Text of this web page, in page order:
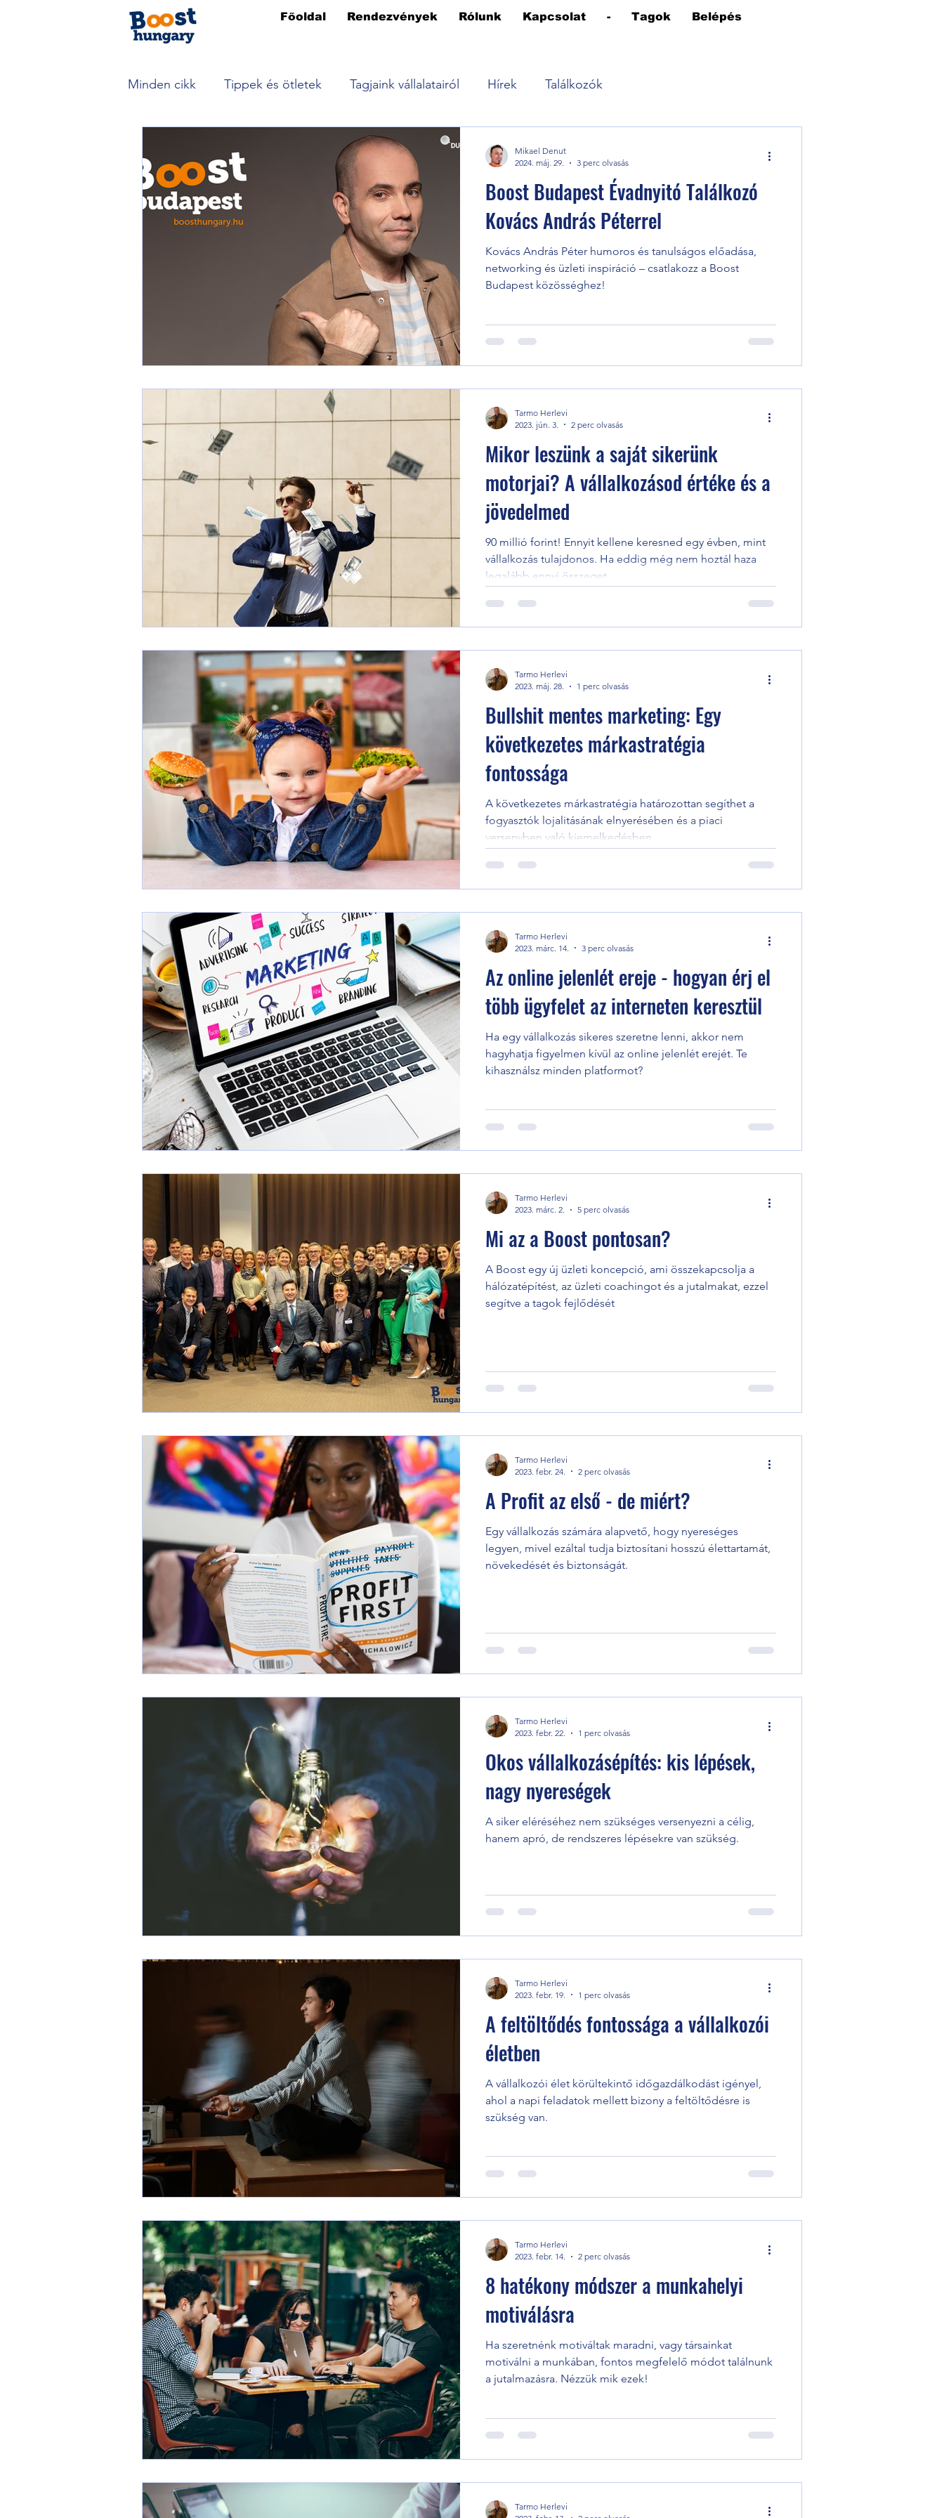
Főoldal Rendezvények Rólunk Kapcsolat - Tagok Belépés
Minden cikk Tippek és ötletek Tagjaink vállalatairól Hírek Találkozók
Boost Budapest Évadnyitó Találkozó
Kovács András Péterrel
Kovács András Péter humoros és tanulságos előadása,
networking és üzleti inspiráció – csatlakozz a Boost
Budapest közösséghez!
Mikael Denut
2024. máj. 29.
3 perc olvasás
Mikor leszünk a saját sikerünk
motorjai? A vállalkozásod értéke és a
jövedelmed
90 millió forint! Ennyit kellene keresned egy évben, mint
vállalkozás tulajdonos. Ha eddig még nem hoztál haza
legalább ennyi összeget,...
Tarmo Herlevi
2023. jún. 3.
2 perc olvasás
Bullshit mentes marketing: Egy
következetes márkastratégia
fontossága
A következetes márkastratégia határozottan segíthet a
fogyasztók lojalitásának elnyerésében és a piaci
versenyben való kiemelkedésben.
Tarmo Herlevi
2023. máj. 28.
1 perc olvasás
Az online jelenlét ereje - hogyan érj el
több ügyfelet az interneten keresztül
Ha egy vállalkozás sikeres szeretne lenni, akkor nem
hagyhatja figyelmen kívül az online jelenlét erejét. Te
kihasználsz minden platformot?
Tarmo Herlevi
2023. márc. 14.
3 perc olvasás
Mi az a Boost pontosan?
A Boost egy új üzleti koncepció, ami összekapcsolja a
hálózatépítést, az üzleti coachingot és a jutalmakat, ezzel
segítve a tagok fejlődését
Tarmo Herlevi
2023. márc. 2.
5 perc olvasás
A Profit az első - de miért?
Egy vállalkozás számára alapvető, hogy nyereséges
legyen, mivel ezáltal tudja biztosítani hosszú élettartamát,
növekedését és biztonságát.
Tarmo Herlevi
2023. febr. 24.
2 perc olvasás
Okos vállalkozásépítés: kis lépések,
nagy nyereségek
A siker eléréséhez nem szükséges versenyezni a célig,
hanem apró, de rendszeres lépésekre van szükség.
Tarmo Herlevi
2023. febr. 22.
1 perc olvasás
A feltöltődés fontossága a vállalkozói
életben
A vállalkozói élet körültekintő időgazdálkodást igényel,
ahol a napi feladatok mellett bizony a feltöltődésre is
szükség van.
Tarmo Herlevi
2023. febr. 19.
1 perc olvasás
8 hatékony módszer a munkahelyi
motiválásra
Ha szeretnénk motiváltak maradni, vagy társainkat
motiválni a munkában, fontos megfelelő módot találnunk
a jutalmazásra. Nézzük mik ezek!
Tarmo Herlevi
2023. febr. 14.
2 perc olvasás
Tarmo Herlevi